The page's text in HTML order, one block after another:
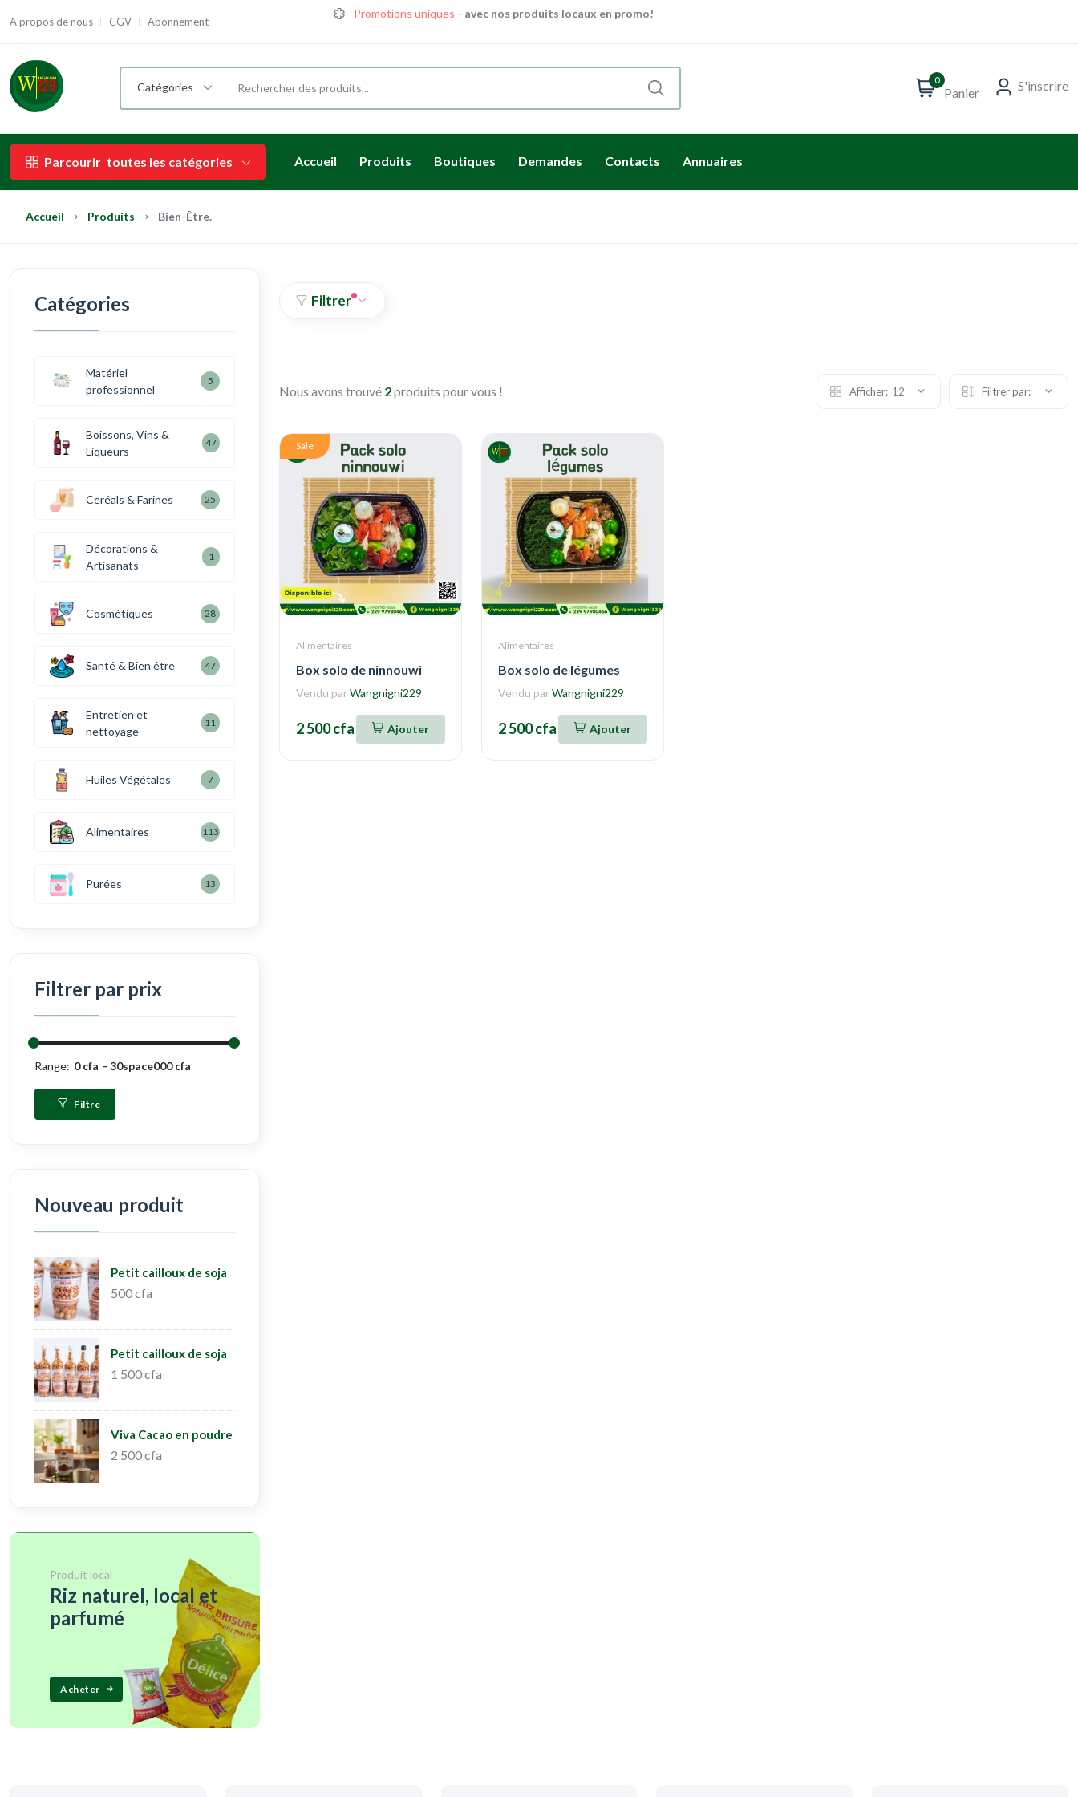
A propos de nous CGV Abonnement
Promotions uniques - avec nos produits locaux en promo!
Catégories
0
Panier S'inscrire
Parcourir toutes les catégories Accueil Produits Boutiques Demandes Contacts Annuaires
Accueil Produits Bien-Être.
Filtrer
Nous avons trouvé 2produits pour vous ! Afficher: 12 Filtrer par:
Sale
Alimentaires
Box solo de ninnouwi
Vendu parWangnigni229
2 500 cfa Ajouter
Alimentaires
Box solo de légumes
Vendu parWangnigni229
2 500 cfa Ajouter
Catégories
Matériel
professionnel
5
Boissons, Vins &
Liqueurs
47
Ceréals & Farines 25
Décorations &
Artisanats
1
Cosmétiques 28
Santé & Bien être 47
Entretien et
nettoyage
11
Huiles Végétales 7
Alimentaires 113
Purées 13
Filtrer par prix
Range: 0 cfa 30space000 cfa
Filtre
Nouveau produit
Petit cailloux de soja
500 cfa
Petit cailloux de soja
1 500 cfa
Viva Cacao en poudre
2 500 cfa
Produit local
Riz naturel, local et
parfumé
Acheter